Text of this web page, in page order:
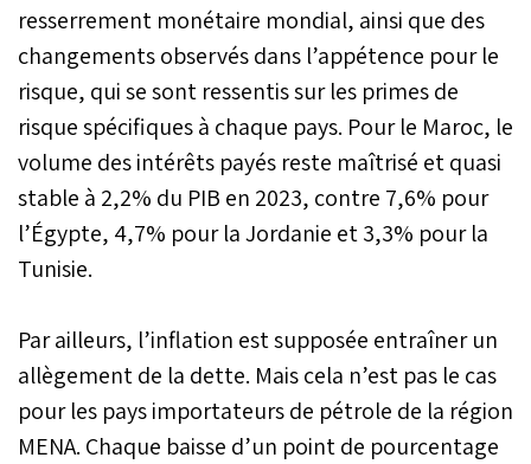
resserrement monétaire mondial, ainsi que des
changements observés dans l’appétence pour le
risque, qui se sont ressentis sur les primes de
risque spécifiques à chaque pays. Pour le Maroc, le
volume des intérêts payés reste maîtrisé et quasi
stable à 2,2% du PIB en 2023, contre 7,6% pour
l’Égypte, 4,7% pour la Jordanie et 3,3% pour la
Tunisie.
Par ailleurs, l’inflation est supposée entraîner un
allègement de la dette. Mais cela n’est pas le cas
pour les pays importateurs de pétrole de la région
MENA. Chaque baisse d’un point de pourcentage